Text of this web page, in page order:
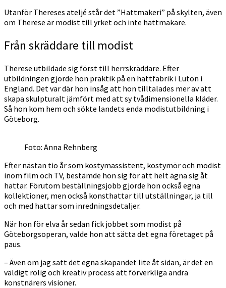
Utanför Thereses ateljé står det ”Hattmakeri” på skylten, även
om Therese är modist till yrket och inte hattmakare.
Från skräddare till modist
Therese utbildade sig först till herrskräddare. Efter
utbildningen gjorde hon praktik på en hattfabrik i Luton i
England. Det var där hon insåg att hon tilltalades mer av att
skapa skulpturalt jämfört med att sy tvådimensionella kläder.
Så hon kom hem och sökte landets enda modistutbildning i
Göteborg.
Foto: Anna Rehnberg
Efter nästan tio år som kostymassistent, kostymör och modist
inom film och TV, bestämde hon sig för att helt ägna sig åt
hattar. Förutom beställningsjobb gjorde hon också egna
kollektioner, men också konsthattar till utställningar, ja till
och med hattar som inredningsdetaljer.
När hon för elva år sedan fick jobbet som modist på
Göteborgsoperan, valde hon att sätta det egna företaget på
paus.
– Även om jag satt det egna skapandet lite åt sidan, är det en
väldigt rolig och kreativ process att förverkliga andra
konstnärers visioner.